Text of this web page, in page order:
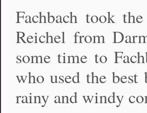
Fachbach took
Reichel from
some time to
who used the
rainy and windy